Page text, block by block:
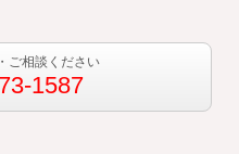
ご相談ください
1587